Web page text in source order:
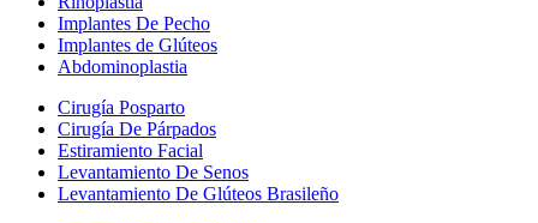
Implantes De Pecho
Implantes de Glúteos
Abdominoplastia
Cirugía Posparto
Cirugía De Párpados
Estiramiento Facial
Levantamiento De Senos
Levantamiento De Glúteos Brasileño